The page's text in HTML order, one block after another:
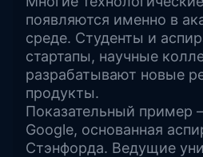
появляются именно в
среде. Студенты и
стартапы, научные
разрабатывают новые
продукты.
Показательный пример
Google, основанная
Стэнфорда. Ведущие